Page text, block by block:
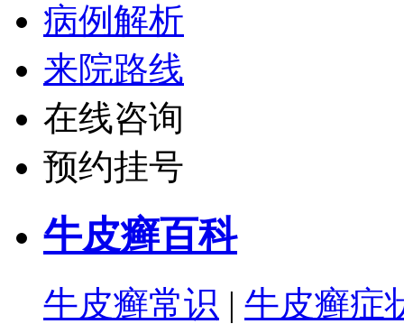
病例解析
来院路线
在线咨询
预约挂号
牛皮癣百科
牛皮癣常识 | 牛皮癣症